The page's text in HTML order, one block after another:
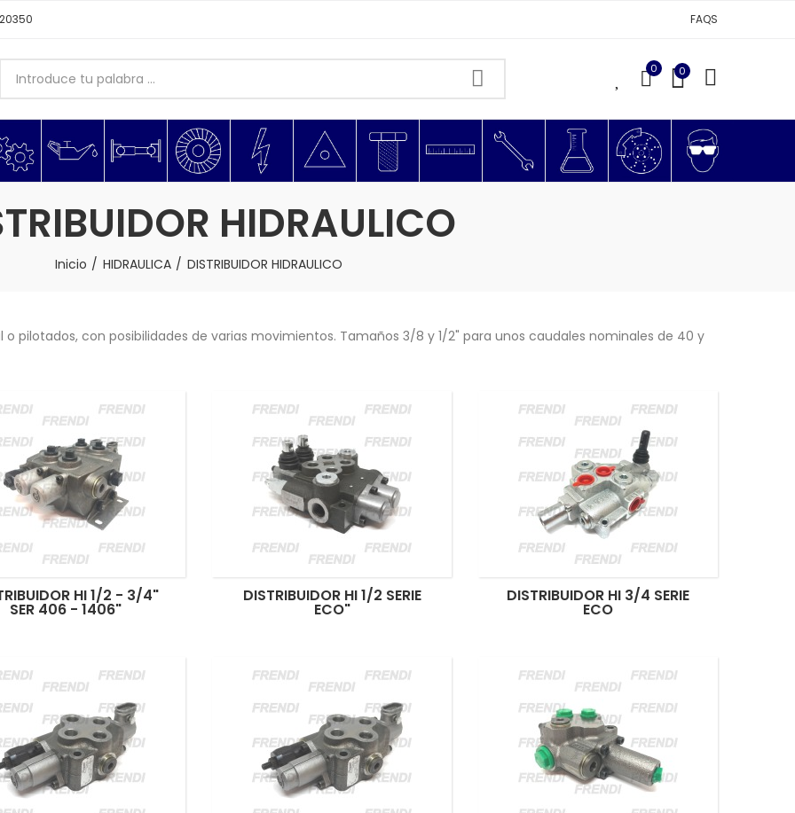
FAQS
0 0
HIDRAULICO
Inicio HIDRAULICA DISTRIBUIDOR HIDRAULICO
pilotados, con posibilidades de varias movimientos. Tamaños 3/8 y 1/2" para unos caudales nominales de 40 y
HI 1/2 - 3/4"
SER 406 - 1406"
DISTRIBUIDOR HI 1/2 SERIE
ECO"
DISTRIBUIDOR HI 3/4 SERIE
ECO